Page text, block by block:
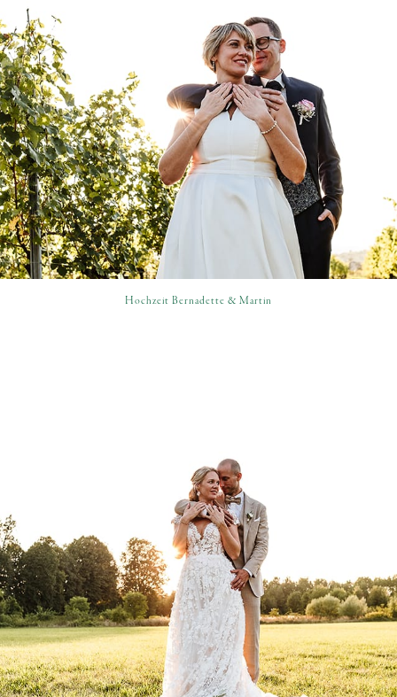
Hochzeit Bernadette & Martin